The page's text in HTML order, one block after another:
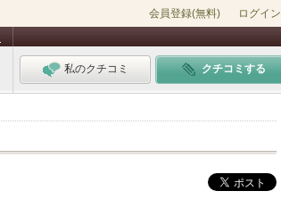
会員登録(無料) ログイン
私のクチコミ クチコミする